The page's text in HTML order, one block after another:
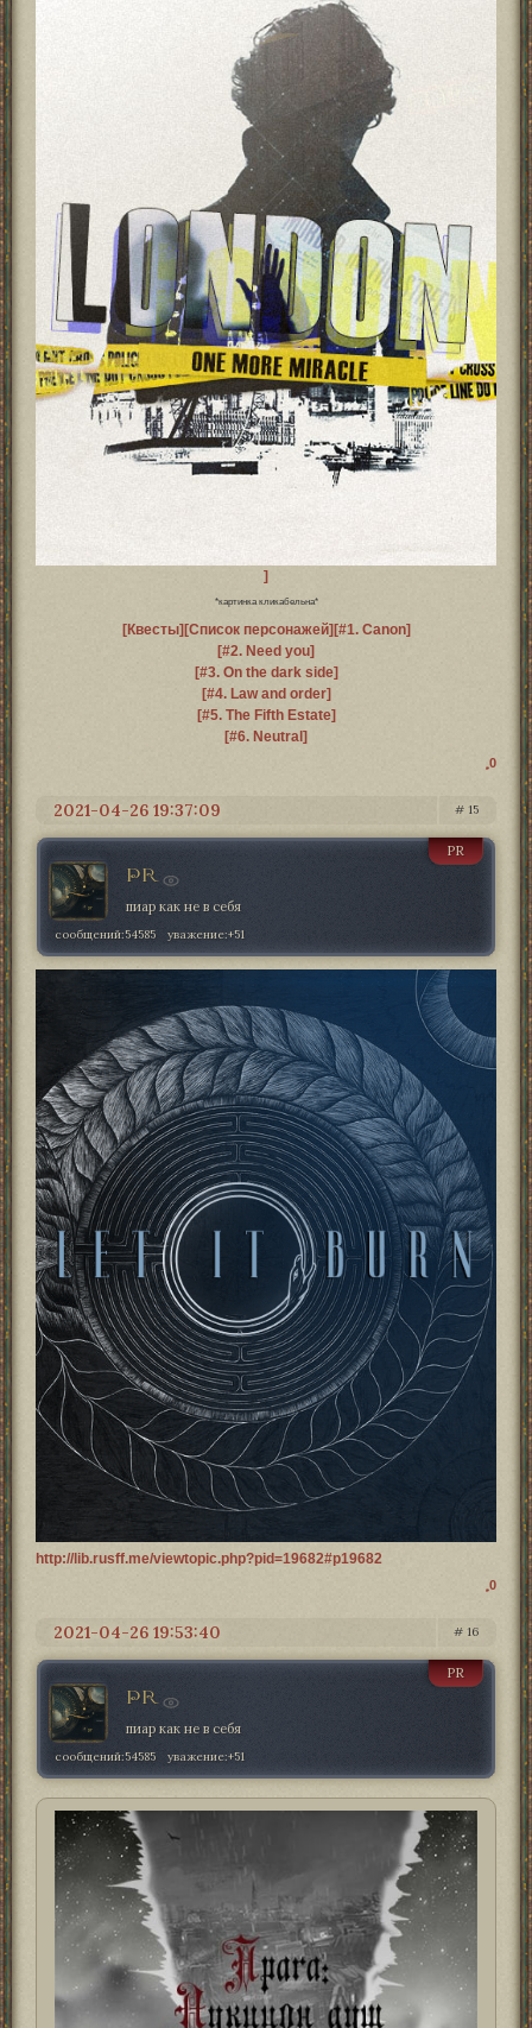
]
*картинка кликабельна*
[Квесты][Список персонажей][#1. Canon]
[#2. Need you]
[#3. On the dark side]
[#4. Law and order]
[#5. The Fifth Estate]
[#6. Neutral]
0
15
2021-04-26 19:37:09
PR
PR
пиар как не в себя
сообщений:54585 уважение:+51
http://lib.rusff.me/viewtopic.php?pid=19682#p19682
0
16
2021-04-26 19:53:40
PR
PR
пиар как не в себя
сообщений:54585 уважение:+51